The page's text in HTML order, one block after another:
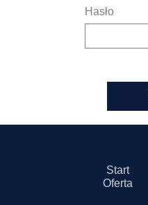
Hasło
Start
Oferta